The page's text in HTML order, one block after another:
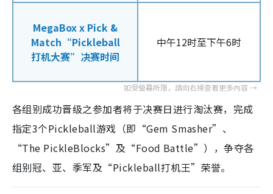
MegaBox x Pick &
Match“Pickleball
打机大赛”决赛时间
中午12时至下午6时
各组别成功晋级之参加者将于决赛日进行淘汰赛，完成
指定3个Pickleball游戏（即“Gem Smasher”、
“The PickleBlocks”及“Food Battle”），争夺各
组别冠、亚、季军及“Pickleball打机王”荣誉。